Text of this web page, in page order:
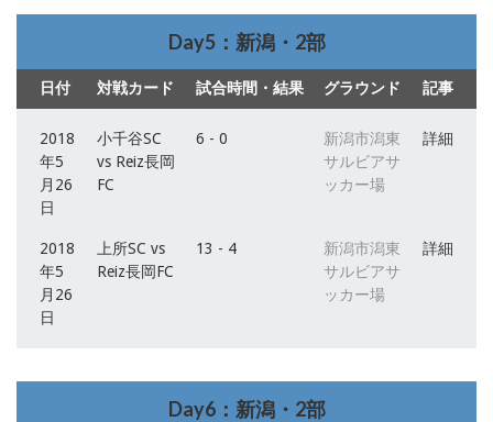
Day5：新潟・2部
日付 対戦カード 試合時間・結果 グラウンド 記事
2018
年5
月26
日
小千谷SC
vs Reiz長岡
FC
6 - 0
新潟市潟東
サルビアサ
ッカー場
詳細
2018
年5
月26
日
上所SC vs
Reiz長岡FC
13 - 4
新潟市潟東
サルビアサ
ッカー場
詳細
Day6：新潟・2部